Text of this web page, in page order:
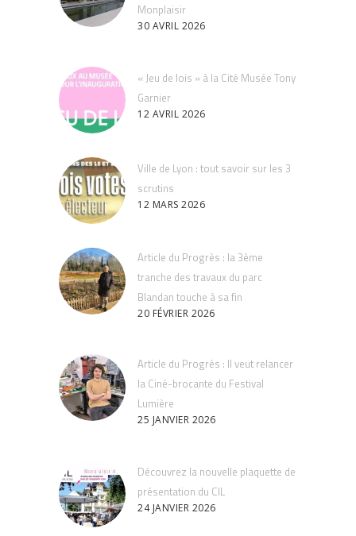
Monplaisir
30 AVRIL 2026
« Jeu de lois » à la Cité Musée Tony
Garnier
12 AVRIL 2026
Ville de Lyon : tout savoir sur les 3
scrutins
12 MARS 2026
Article du Progrès : la 3ème
tranche des travaux du parc
Blandan touche à sa fin
20 FÉVRIER 2026
Article du Progrès : Il veut relancer
la Ciné-brocante du Festival
Lumière
25 JANVIER 2026
Découvrez la nouvelle plaquette de
présentation du CIL
24 JANVIER 2026